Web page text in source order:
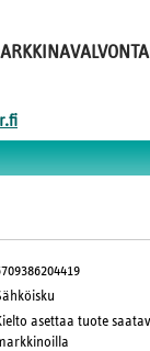
asettaa tuote